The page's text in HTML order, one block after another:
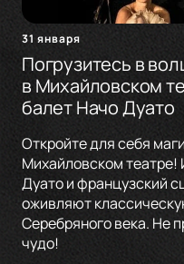
31 января
Погрузитесь в
в Михайловском
балет Начо Дуато
Откройте для себя
Михайловском театре!
Дуато и французский
оживляют
Серебряного века. Не
чудо!